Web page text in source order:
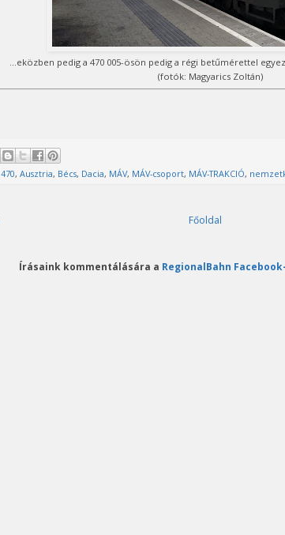
…eközben pedig a 470 005-ösön pedig a régi betűmérettel
(fotók: Magyarics Zoltán)
470, Ausztria, Bécs, Dacia, MÁV, MÁV-csoport, MÁV-TRAKCIÓ,
Főoldal
Írásaink kommentálására a RegionalBahn